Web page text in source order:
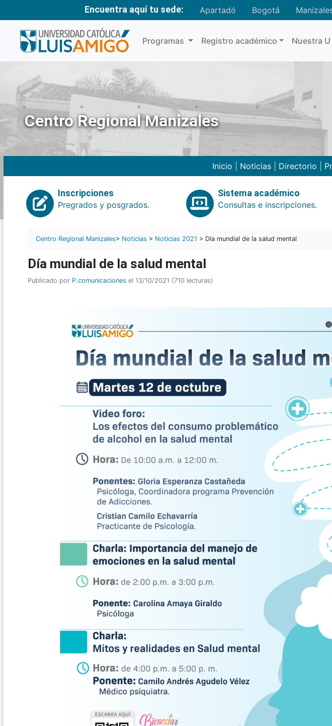
Encuentra aquí tu sede: Apartadó Bogotá
Programas Registro académico Nuestra U
Centro Regional Manizales
Inicio Noticias| Directorio
Inscripciones
Pregrados y posgrados.
Sistema académico
Consultas e inscripciones.
Centro Regional Manizales> Noticias > Noticias 2021 > Día mundial de la salud mental
Día mundial de la salud mental
Publicado por P.comunicaciones el 13/10/2021 (710 lecturas)